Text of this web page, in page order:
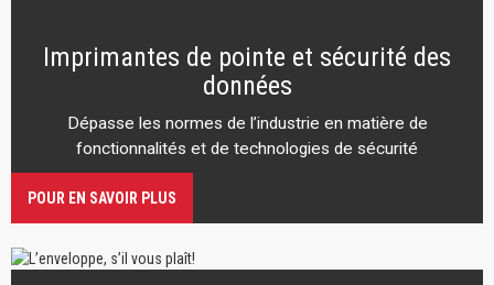
Imprimantes de pointe et sécurité des
données
Dépasse les normes de l’industrie en matière de
fonctionnalités et de technologies de sécurité
POUR EN SAVOIR PLUS